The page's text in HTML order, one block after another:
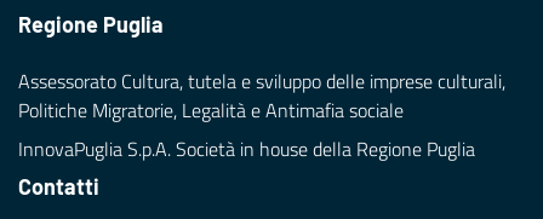
Regione Puglia
Assessorato Cultura, tutela e sviluppo delle imprese culturali,
Politiche Migratorie, Legalità e Antimafia sociale
InnovaPuglia S.p.A. Società in house della Regione Puglia
Contatti